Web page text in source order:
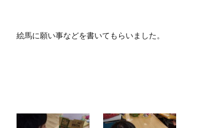
絵馬に願い事などを書いてもらいました。